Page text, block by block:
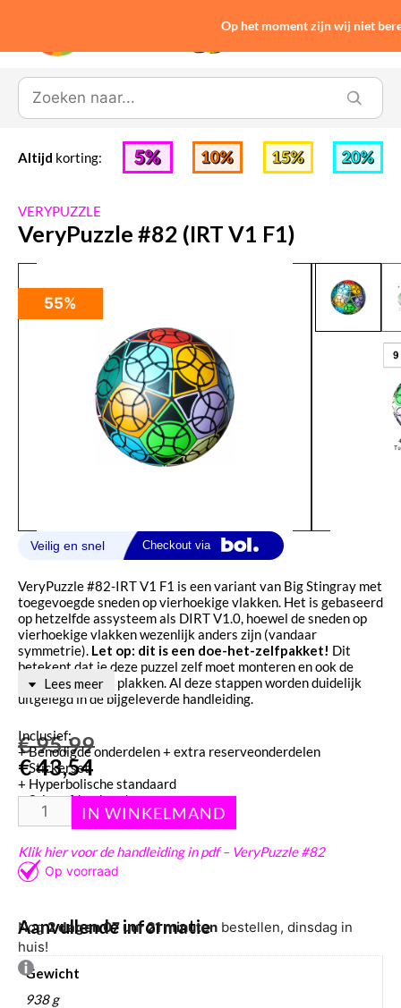
0
Altijd korting:
VeryPuzzle #82-IRT V1 F1 is een variant van Big Stingray met
toegevoegde sneden op vierhoekige vlakken. Het is gebaseerd
op hetzelfde assysteem als DIRT V1.0, hoewel de sneden op
vierhoekige vlakken wezenlijk anders zijn (vandaar
symmetrie). Let op: dit is een doe-het-zelfpakket! Dit
betekent dat je deze puzzel zelf moet monteren en ook de
stickertjes moet plakken. Al deze stappen worden duidelijk
uitgelegd in de bijgeleverde handleiding.
Inclusief:
+ Benodigde onderdelen + extra reserveonderdelen
+ Stickerset
+ Hyperbolische standaard
+ Schroefdop-houder
+ Gedrukte montagehandleiding.
Klik hier voor de handleiding in pdf – VeryPuzzle #82
Aanvullende informatie
Gewicht
938 g
Lees meer
€95,99
€43,54
Nog2 dagen 07 uur 21 minuten bestellen, dinsdag in
huis!
VERYPUZZLE
VeryPuzzle #82 (IRT V1 F1)
55%
Op het moment zijn wij niet